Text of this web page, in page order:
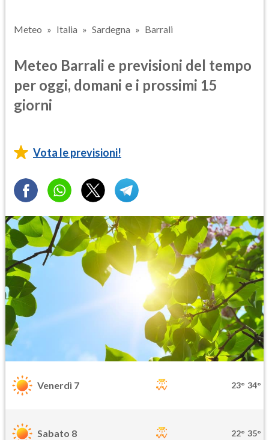
Meteo Italia Sardegna Barrali
Meteo Barrali e previsioni del tempo
per oggi, domani e i prossimi 15
giorni
Vota le previsioni!
Venerdì 7 23° 34°
Sabato 8 22° 35°